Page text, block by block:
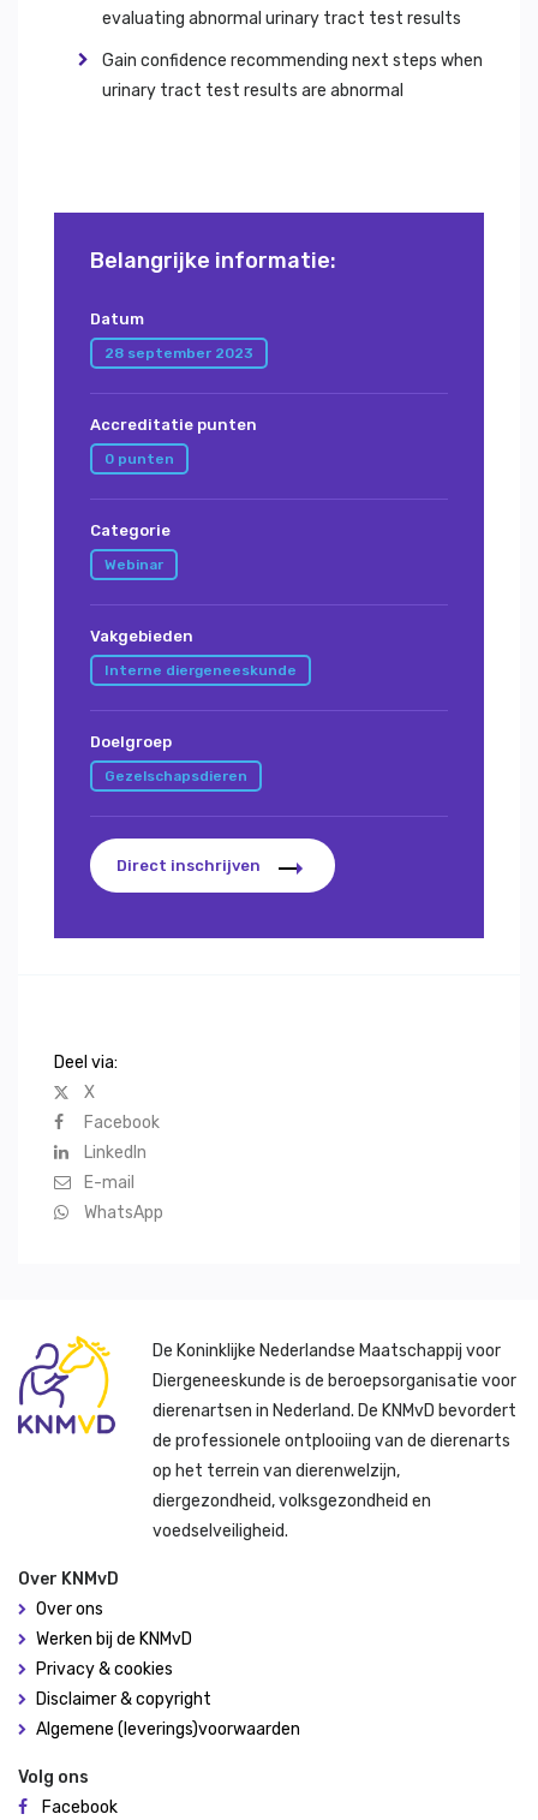
evaluating abnormal urinary tract test results
Gain confidence recommending next steps when
urinary tract test results are abnormal
Belangrijke informatie:
Datum
28 september 2023
Accreditatie punten
0 punten
Categorie
Webinar
Vakgebieden
Interne diergeneeskunde
Doelgroep
Gezelschapsdieren
Direct inschrijven
Deel via:
X
Facebook
LinkedIn
E-mail
WhatsApp
De Koninklijke Nederlandse Maatschappij voor
Diergeneeskunde is de beroepsorganisatie voor
dierenartsen in Nederland. De KNMvD bevordert
de professionele ontplooiing van de dierenarts
op het terrein van dierenwelzijn,
diergezondheid, volksgezondheid en
voedselveiligheid.
Over KNMvD
Over ons
Werken bij de KNMvD
Privacy & cookies
Disclaimer & copyright
Algemene (leverings)voorwaarden
Volg ons
Facebook